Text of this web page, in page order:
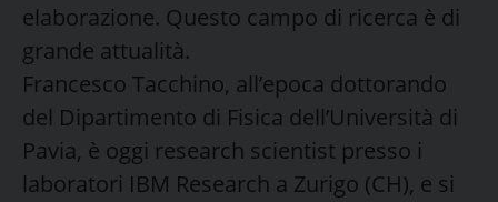
elaborazione. Questo campo di ricerca è di
grande attualità.
Francesco Tacchino, all’epoca dottorando
del Dipartimento di Fisica dell’Università di
Pavia, è oggi research scientist presso i
laboratori IBM Research a Zurigo (CH), e si